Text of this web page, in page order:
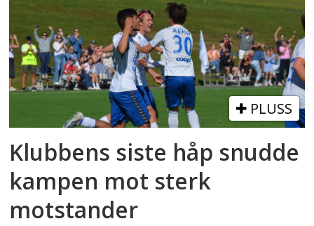
PLUSS
Klubbens siste håp snudde
kampen mot sterk
motstander